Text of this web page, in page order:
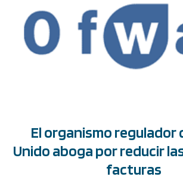
El organismo regulador
Unido aboga por reducir
facturas